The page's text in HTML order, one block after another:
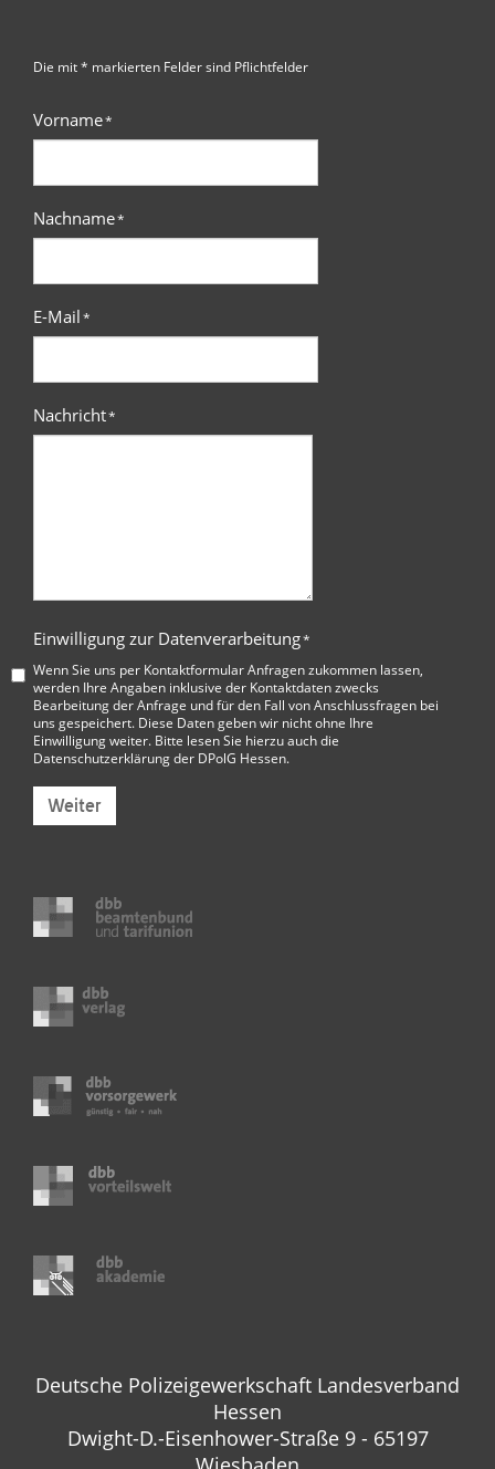
Die mit * markierten Felder sind Pflichtfelder
Vorname*
Nachname*
E-Mail*
Nachricht*
Einwilligung zur Datenverarbeitung*
Wenn Sie uns per Kontaktformular Anfragen zukommen lassen,
werden Ihre Angaben inklusive der Kontaktdaten zwecks
Bearbeitung der Anfrage und für den Fall von Anschlussfragen bei
uns gespeichert. Diese Daten geben wir nicht ohne Ihre
Einwilligung weiter. Bitte lesen Sie hierzu auch die
Datenschutzerklärung der DPolG Hessen.
Weiter
Deutsche Polizeigewerkschaft Landesverband
Hessen
Dwight-D.-Eisenhower-Straße 9 - 65197